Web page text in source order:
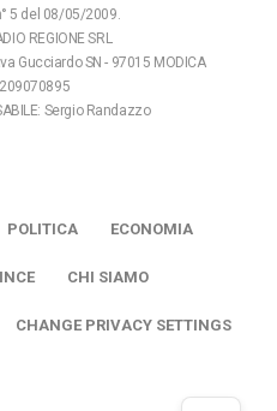
5 del 08/05/2009.
REGIONE SRL
Gucciardo SN - 97015 MODICA
Sergio Randazzo
POLITICA ECONOMIA
CHI SIAMO
CHANGE PRIVACY SETTINGS